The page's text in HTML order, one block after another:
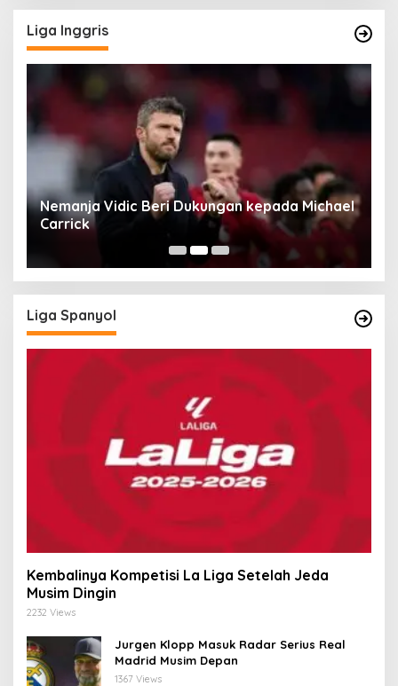
Liga Inggris
Nemanja Vidic Beri Dukungan kepada Michael
Carrick
Liga Spanyol
Kembalinya Kompetisi La Liga Setelah Jeda
Musim Dingin
2232 Views
Jurgen Klopp Masuk Radar Serius Real
Madrid Musim Depan
1367 Views